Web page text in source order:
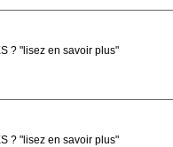
? "lisez en savoir plus"
? "lisez en savoir plus"